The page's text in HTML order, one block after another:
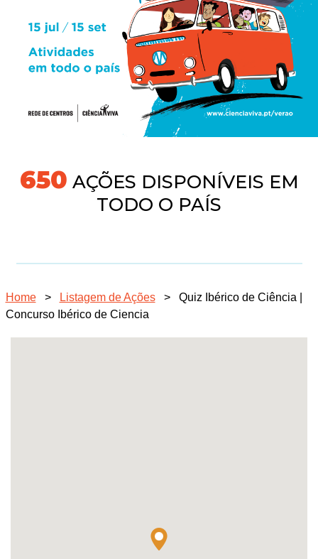
704 AÇÕES DISPONÍVEIS EM
TODO O PAÍS
Home > Listagem de Ações >
Quiz Ibérico de Ciência |
Concurso Ibérico de Ciencia